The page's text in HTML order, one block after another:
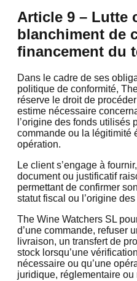
Article 9 – Lutte
blanchiment de
financement du
Dans le cadre de ses
politique de conformité,
réserve le droit de
estime nécessaire
l’origine des fonds utilisés
commande ou la légitimité
opération.
Le client s’engage à
document ou justificatif
permettant de confirmer
statut fiscal ou l’origine
The Wine Watchers SL
d’une commande, refuser
livraison, un transfert de
stock lorsqu’une
nécessaire ou qu’une
juridique, réglementaire ou